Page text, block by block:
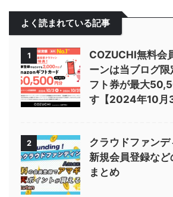
よく読まれている記事
1
COZUCHI無料会
ーンは当ブログ
フト券が最大
す【2024年10月
2
クラウドファン
新規会員登録な
まとめ